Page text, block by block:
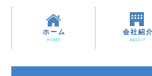
ホーム
HOME
会社紹介
ABOUT